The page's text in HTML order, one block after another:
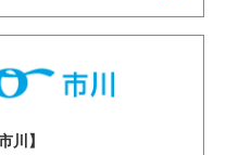
川】